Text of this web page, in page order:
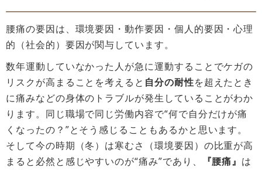
腰痛の要因は、環境要因・動作要因・個人的要因・心理
的（社会的）要因が関与しています。
数年運動していなかった人が急に運動することでケガの
リスクが高まることを考えると 自分の耐性を超えたとき
に痛みなどの身体のトラブルが発生していることがわか
ります。同じ職場で同じ労働内容で“何で自分だけが痛
くなったの？”とそう感じることもあるかと思います。
そして今の時期（冬）は寒むさ（環境要因）の比重が高
まると必然と感じやすいのが“痛み”であり、
『腰痛』 は